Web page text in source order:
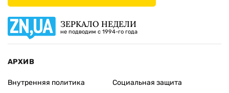
ЗЕРКАЛО НЕДЕЛИ
не подводим с 1994-го года
АРХИВ
Внутренняя политика
Социальная защита